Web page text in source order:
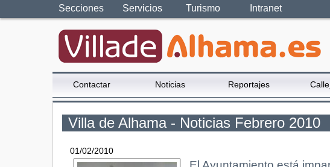
Secciones Servicios Turismo Intranet
Contactar Noticias Reportajes
Villa de Alhama - Noticias Febrero 2010
01/02/2010